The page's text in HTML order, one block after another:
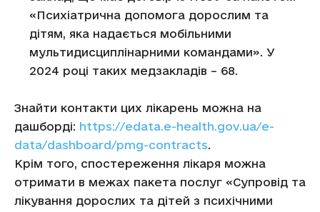
«Психіатрична допомога дорослим та
дітям, яка надається мобільними
мультидисциплінарними командами». У
2024 році таких медзакладів – 68.
Знайти контакти цих лікарень можна на
дашборді: https://edata.e-health.gov.ua/e-
data/dashboard/pmg-contracts.
Крім того, спостереження лікаря можна
отримати в межах пакета послуг «Супровід та
лікування дорослих та дітей з психічними